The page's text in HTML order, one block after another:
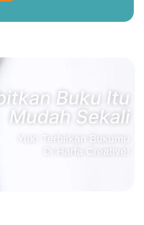
Buku Itu
Mudah Sekali
Yuk! Terbitkan Bukumu
Di Harfa Creative!